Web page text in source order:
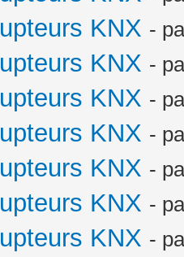
KNX -
KNX -
KNX -
KNX -
KNX -
KNX -
KNX -